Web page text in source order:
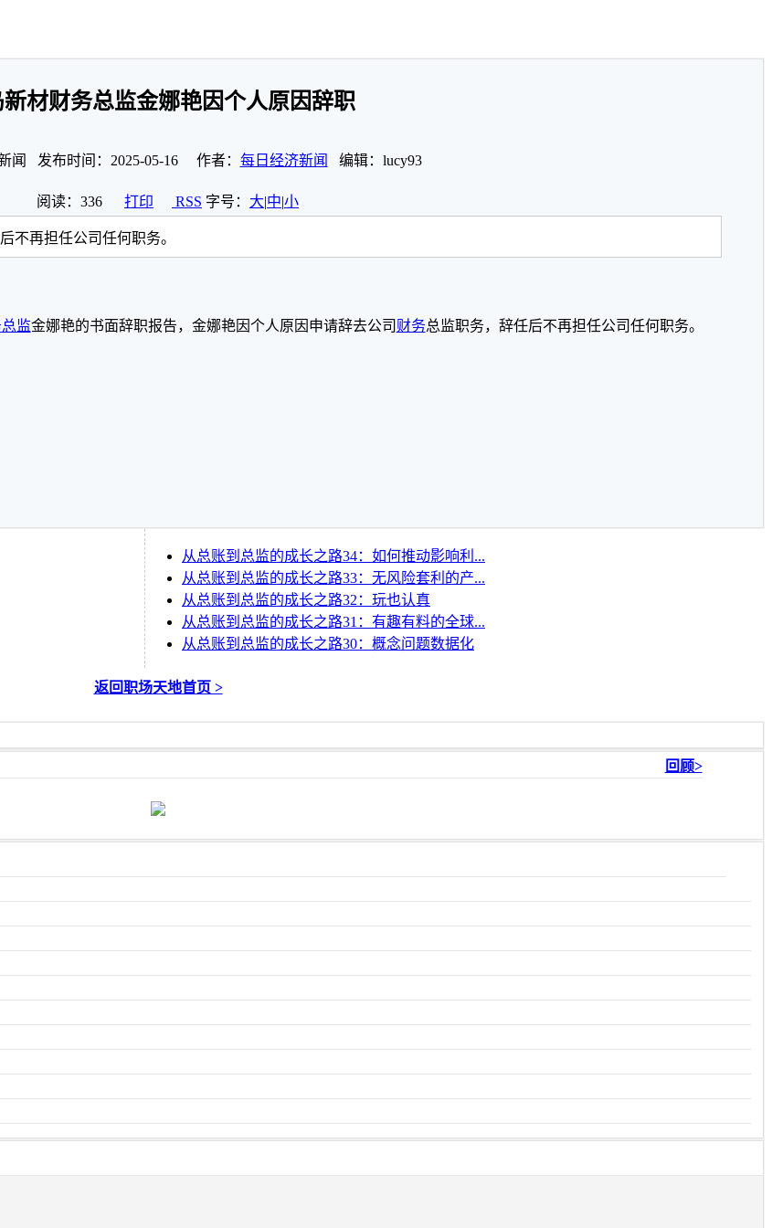
新材财务总监金娜艳因个人原因辞职
闻 发布时间：2025-05-16 作者： 每日经济新闻 编辑：lucy93
阅读： 336 打印 RSS 字号： 大|中|小
不再担任公司任何职务。
监金娜艳的书面辞职报告，金娜艳因个人原因申请辞去公司 财务总监职务，辞任后不再担任公司任何职务。
从总账到总监的成长之路34：如何推动影响利...
从总账到总监的成长之路33：无风险套利的产...
从总账到总监的成长之路32：玩也认真
从总账到总监的成长之路31：有趣有料的全球...
从总账到总监的成长之路30：概念问题数据化
返回职场天地首页 >
回顾>